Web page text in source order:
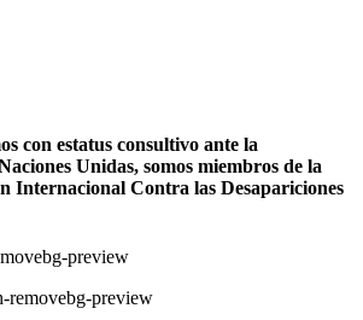
con estatus consultivo ante la
Unidas, somos miembros de la
Internacional Contra las Desapariciones